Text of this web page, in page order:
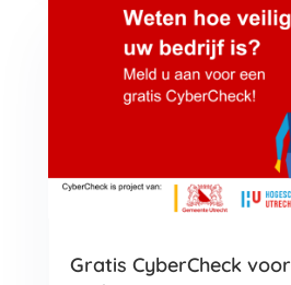
Gratis CyberCheck voor